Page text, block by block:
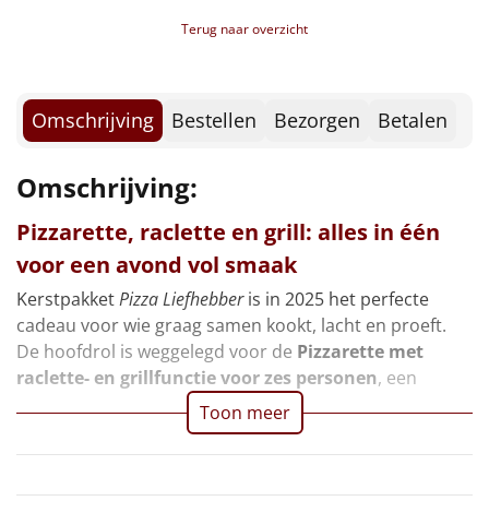
NIEUW
Noodradio NIEUW
Deken (fleece plaid)
Alle artikelen
Overige
Ideeën
Personeel
Sinterklaaspakketten
Terug naar overzicht
Omschrijving Bestellen Bezorgen Betalen
Omschrijving:
Pizzarette, raclette en grill: alles in één
voor een avond vol smaak
KerstpakketPizza Liefhebberis in 2025 het perfecte
cadeau voor wie graag samen kookt, lacht en proeft.
De hoofdrol is weggelegd voor de Pizzarette met
raclette- en grillfunctie voor zes personen, een
Toon meer